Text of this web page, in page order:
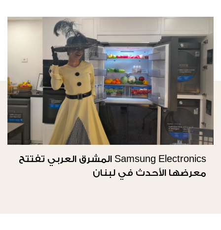
Samsung Electronics المشرق العربي تفتتح
معرضها الأحدث في لبنان